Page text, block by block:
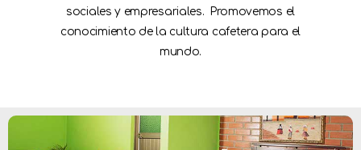
sociales y empresariales. Promovemos el
conocimiento de la cultura cafetera para el
mundo.